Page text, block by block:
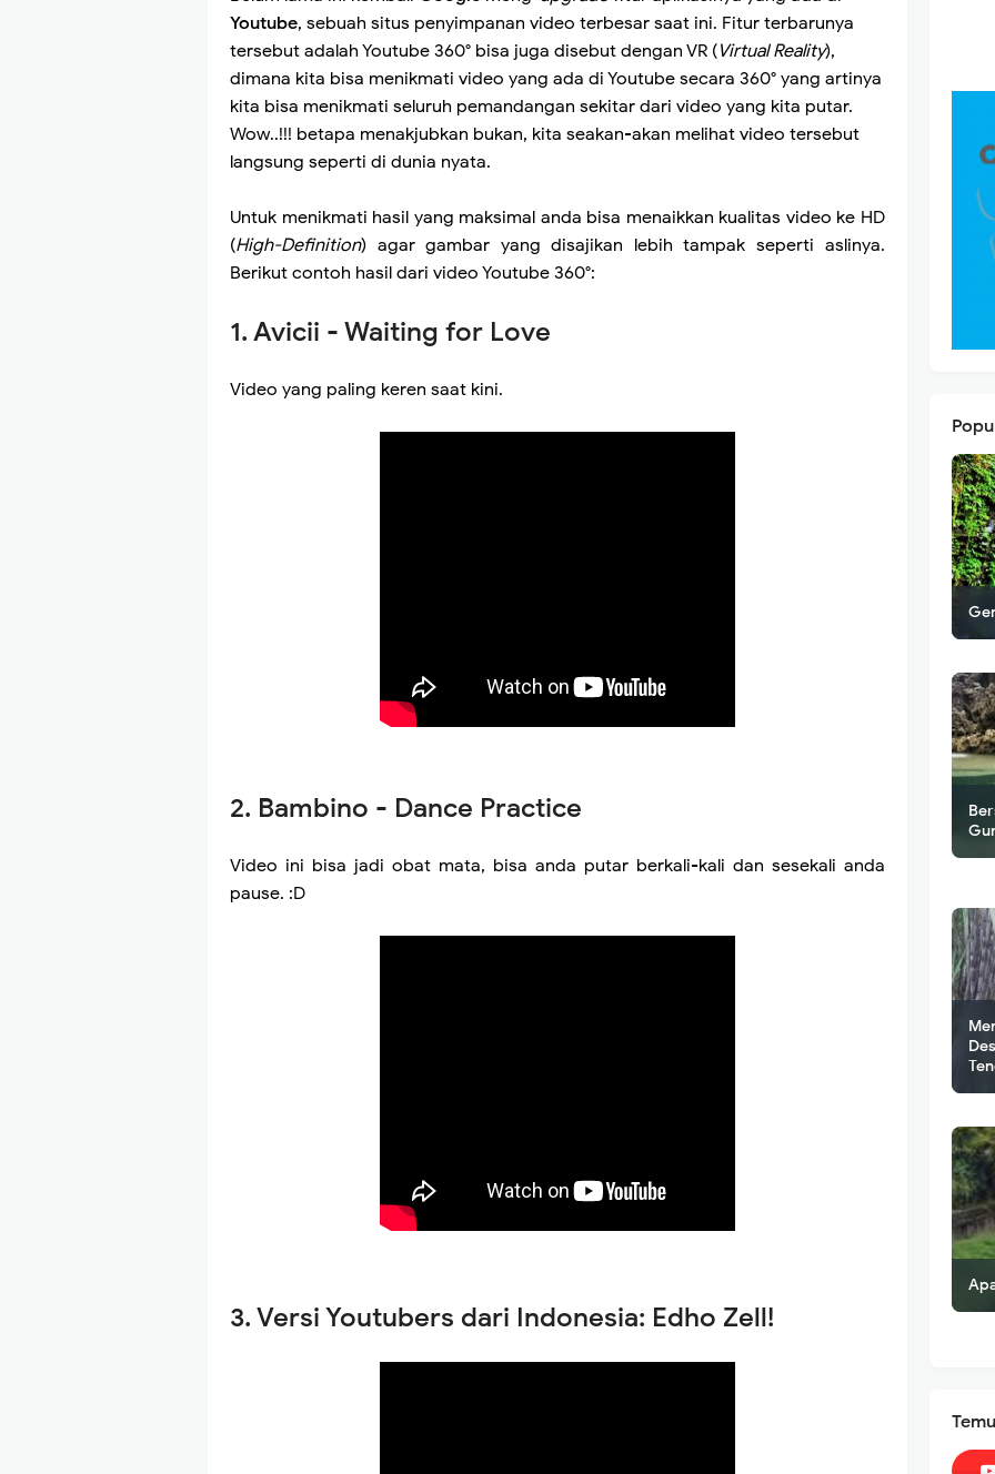
Youtube, sebuah situs penyimpanan video terbesar saat ini. Fitur terbarunya
tersebut adalah Youtube 360° bisa juga disebut dengan VR (Virtual Reality),
dimana kita bisa menikmati video yang ada di Youtube secara 360° yang artinya
kita bisa menikmati seluruh pemandangan sekitar dari video yang kita putar.
Wow..!!! betapa menakjubkan bukan, kita seakan-akan melihat video tersebut
langsung seperti di dunia nyata.
Untuk menikmati hasil yang maksimal anda bisa menaikkan kualitas video ke HD
(High-Definition) agar gambar yang disajikan lebih tampak seperti aslinya.
Berikut contoh hasil dari video Youtube 360°:
1. Avicii - Waiting for Love
Video yang paling keren saat kini.
2. Bambino - Dance Practice
Video ini bisa jadi obat mata, bisa anda putar berkali-kali dan sesekali anda
pause. :D
3. Versi Youtubers dari Indonesia: Edho Zell!